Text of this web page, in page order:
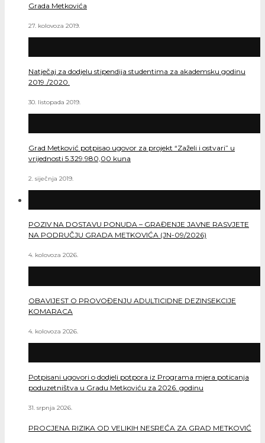
Grada Metkovića
27. kolovoza 2019.
Natječaj za dodjelu stipendija studentima za akademsku godinu
2019./2020.
30. listopada 2019.
Grad Metković potpisao ugovor za projekt “Zaželi i ostvari” u
vrijednosti 5.329.980,00 kuna
2. siječnja 2019.
POZIV NA DOSTAVU PONUDA – GRAĐENJE JAVNE RASVJETE
NA PODRUČJU GRADA METKOVIĆA (JN-09/2026)
4. kolovoza 2026.
OBAVIJEST O PROVOĐENJU ADULTICIDNE DEZINSEKCIJE
KOMARACA
4. kolovoza 2026.
Potpisani ugovori o dodjeli potpora iz Programa mjera poticanja
poduzetništva u Gradu Metkoviću za 2026. godinu
31. srpnja 2026.
PROCJENA RIZIKA OD VELIKIH NESREĆA ZA GRAD METKOVIĆ